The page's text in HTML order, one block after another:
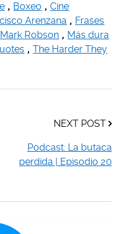
, Boxeo , Cine
Arenzana , Frases
Mark Robson , Más dura
, The Harder They
NEXT POST
Podcast: La butaca
perdida | Episodio 20